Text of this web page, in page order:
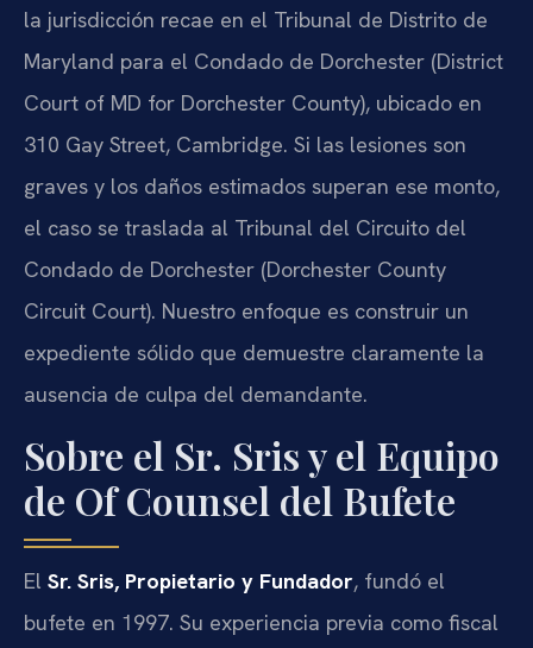
la jurisdicción recae en el Tribunal de Distrito de
Maryland para el Condado de Dorchester (District
Court of MD for Dorchester County), ubicado en
310 Gay Street, Cambridge. Si las lesiones son
graves y los daños estimados superan ese monto,
el caso se traslada al Tribunal del Circuito del
Condado de Dorchester (Dorchester County
Circuit Court). Nuestro enfoque es construir un
expediente sólido que demuestre claramente la
ausencia de culpa del demandante.
Sobre el Sr. Sris y el Equipo
de Of Counsel del Bufete
El Sr. Sris, Propietario y Fundador, fundó el
bufete en 1997. Su experiencia previa como fiscal